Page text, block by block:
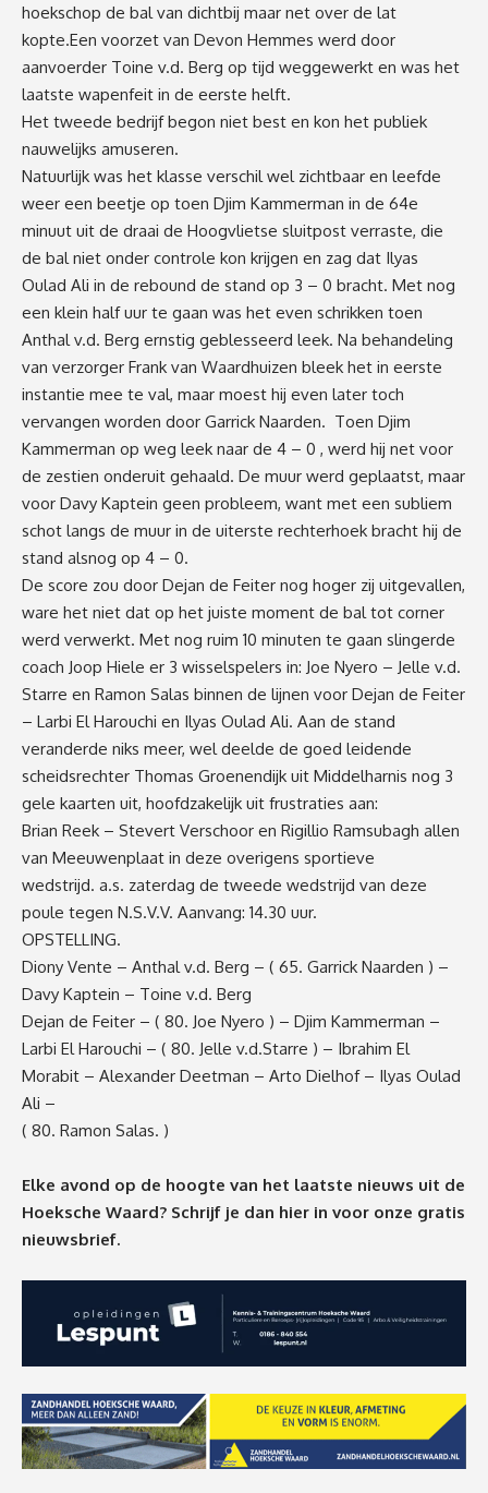
hoekschop de bal van dichtbij maar net over de lat
kopte.Een voorzet van Devon Hemmes werd door
aanvoerder Toine v.d. Berg op tijd weggewerkt en was het
laatste wapenfeit in de eerste helft.
Het tweede bedrijf begon niet best en kon het publiek
nauwelijks amuseren.
Natuurlijk was het klasse verschil wel zichtbaar en leefde
weer een beetje op toen Djim Kammerman in de 64e
minuut uit de draai de Hoogvlietse sluitpost verraste, die
de bal niet onder controle kon krijgen en zag dat Ilyas
Oulad Ali in de rebound de stand op 3 – 0 bracht. Met nog
een klein half uur te gaan was het even schrikken toen
Anthal v.d. Berg ernstig geblesseerd leek. Na behandeling
van verzorger Frank van Waardhuizen bleek het in eerste
instantie mee te val, maar moest hij even later toch
vervangen worden door Garrick Naarden. Toen Djim
Kammerman op weg leek naar de 4 – 0 , werd hij net voor
de zestien onderuit gehaald. De muur werd geplaatst, maar
voor Davy Kaptein geen probleem, want met een subliem
schot langs de muur in de uiterste rechterhoek bracht hij de
stand alsnog op 4 – 0.
De score zou door Dejan de Feiter nog hoger zij uitgevallen,
ware het niet dat op het juiste moment de bal tot corner
werd verwerkt. Met nog ruim 10 minuten te gaan slingerde
coach Joop Hiele er 3 wisselspelers in: Joe Nyero – Jelle v.d.
Starre en Ramon Salas binnen de lijnen voor Dejan de Feiter
– Larbi El Harouchi en Ilyas Oulad Ali. Aan de stand
veranderde niks meer, wel deelde de goed leidende
scheidsrechter Thomas Groenendijk uit Middelharnis nog 3
gele kaarten uit, hoofdzakelijk uit frustraties aan:
Brian Reek – Stevert Verschoor en Rigillio Ramsubagh allen
van Meeuwenplaat in deze overigens sportieve
wedstrijd. a.s. zaterdag de tweede wedstrijd van deze
poule tegen N.S.V.V. Aanvang: 14.30 uur.
OPSTELLING.
Diony Vente – Anthal v.d. Berg – ( 65. Garrick Naarden ) –
Davy Kaptein – Toine v.d. Berg
Dejan de Feiter – ( 80. Joe Nyero ) – Djim Kammerman –
Larbi El Harouchi – ( 80. Jelle v.d.Starre ) – Ibrahim El
Morabit – Alexander Deetman – Arto Dielhof – Ilyas Oulad
Ali –
( 80. Ramon Salas. )
Elke avond op de hoogte van het laatste nieuws uit de
Hoeksche Waard? Schrijf je dan hier in voor onze gratis
nieuwsbrief.